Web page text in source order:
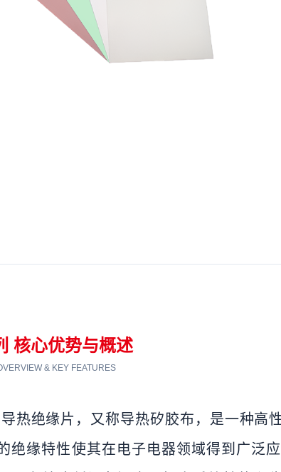
核心优势与概述
& KEY FEATURES
热绝缘片，又称导热矽胶布，是一种高
绝缘特性使其在电子电器领域得到广泛